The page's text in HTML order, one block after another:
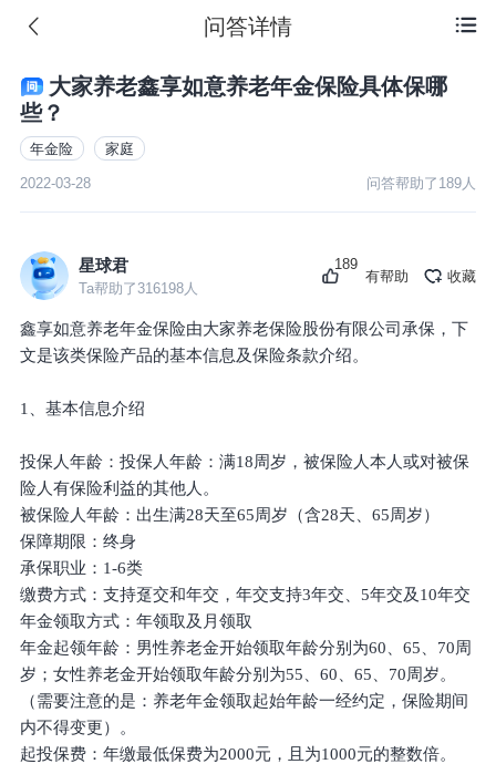
 问答详情
大家养老鑫享如意养老年金保险具体保哪
些？
年金险 家庭
2022-03-28 问答帮助了 189人
星球君
Ta帮助了 316198人
189
有帮助 收藏
鑫享如意养老年金保险由大家养老保险股份有限公司承保，下
文是该类保险产品的基本信息及保险条款介绍。
1、基本信息介绍
投保人年龄：投保人年龄：满18周岁，被保险人本人或对被保
险人有保险利益的其他人。
被保险人年龄：出生满28天至65周岁（含28天、65周岁）
保障期限：终身
承保职业：1-6类
缴费方式：支持趸交和年交，年交支持3年交、5年交及10年交
年金领取方式：年领取及月领取
年金起领年龄：男性养老金开始领取年龄分别为60、65、70周
岁；女性养老金开始领取年龄分别为55、60、65、70周岁。
（需要注意的是：养老年金领取起始年龄一经约定，保险期间
内不得变更）。
起投保费：年缴最低保费为2000元，且为1000元的整数倍。